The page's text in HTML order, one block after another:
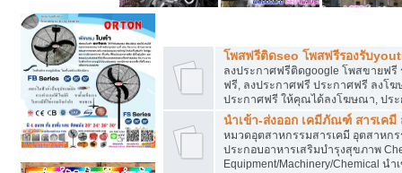
โพสฟรีติดseo โพสฟรีรองรับ
ลงประกาศฟรีติดgoogle โพสขายฟรี
ฟรี, ลงประกาศฟรี ประกาศฟรี ลงโ
ประกาศฟรี ให้คุณได้ลงโฆษณา, ปร
นำเข้า-ส่งออก เคมีภัณฑ์ สารเคมี
หมวดอุตสาหกรรมสารเคมี อุตสาหกร
ประกอบอาหารเสริมบำรุงสุขภาพ
Equipment/Machinery/Chemical น